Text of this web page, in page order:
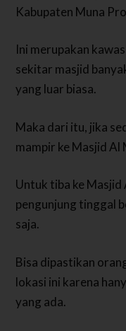
Kabupaten Muna
Ini merupakan
sekitar masjid
yang luar biasa.
Maka dari itu, jika
mampir ke Masjid Al
Untuk tiba ke
pengunjung tinggal
saja.
Bisa dipastikan
lokasi ini karena
yang ada.